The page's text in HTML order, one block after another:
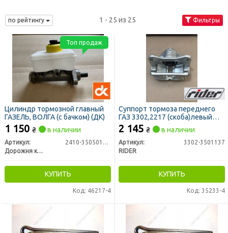
по рейтингу 1 - 25 из 25 Фильтры
Цилиндр тормозной главный
ГАЗЕЛЬ, ВОЛГА (с бачком) (ДК)
1 150 ₴ в наличии
Артикул:
2410-3505010-01
Дорожня карта
КУПИТЬ
Код: 46217-4
Топ продаж
Суппорт тормоза переднего
ГАЗ 3302,2217 (скоба)левый
без колодок ГАЗЕЛЬ (RIDER)
2 145 ₴ в наличии
Артикул:
3302-3501137
RIDER
КУПИТЬ
Код: 35233-4